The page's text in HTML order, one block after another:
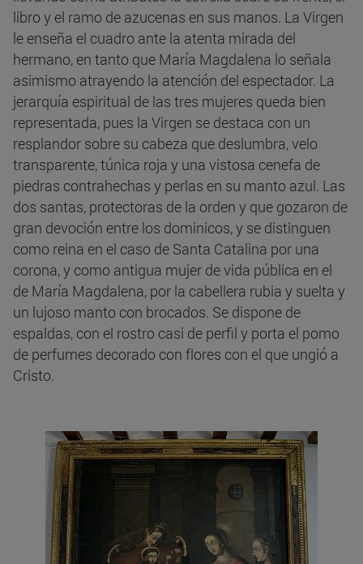
libro y el ramo de azucenas en sus manos. La Virgen
le enseña el cuadro ante la atenta mirada del
hermano, en tanto que María Magdalena lo señala
asimismo atrayendo la atención del espectador. La
jerarquía espiritual de las tres mujeres queda bien
representada, pues la Virgen se destaca con un
resplandor sobre su cabeza que deslumbra, velo
transparente, túnica roja y una vistosa cenefa de
piedras contrahechas y perlas en su manto azul. Las
dos santas, protectoras de la orden y que gozaron de
gran devoción entre los dominicos, y se distinguen
como reina en el caso de Santa Catalina por una
corona, y como antigua mujer de vida pública en el
de María Magdalena, por la cabellera rubia y suelta y
un lujoso manto con brocados. Se dispone de
espaldas, con el rostro casi de perfil y porta el pomo
de perfumes decorado con flores con el que ungió a
Cristo.